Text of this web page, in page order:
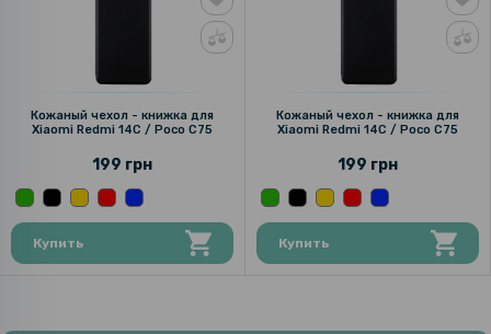
Кожаный чехол - книжка для
Xiaomi Redmi 14C / Poco C75
199 грн
Купить
Кожаный чехол - книжка для
Xiaomi Redmi 14C / Poco C75
199 грн
Купить